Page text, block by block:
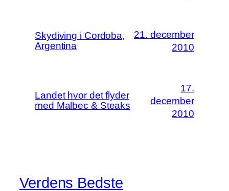
Skydiving i Cordoba,
Argentina
21. december
2010
Landet hvor det flyder
med Malbec & Steaks
17.
december
2010
Verdens Bedste